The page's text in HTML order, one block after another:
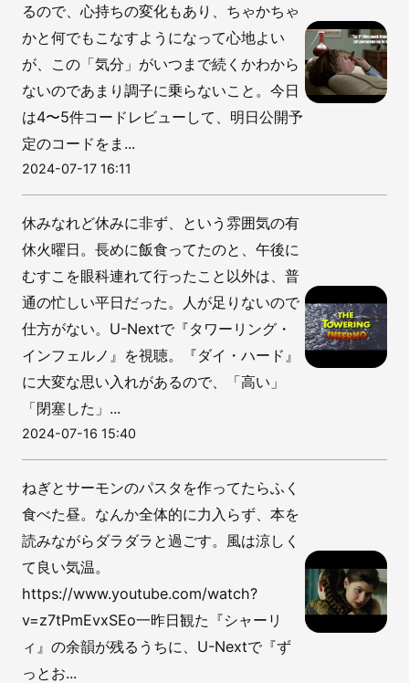
るので、心持ちの変化もあり、ちゃかちゃ
かと何でもこなすようになって心地よい
が、この「気分」がいつまで続くかわから
ないのであまり調子に乗らないこと。今日
は4〜5件コードレビューして、明日公開予
定のコードをま...
2024-07-17 16:11
休みなれど休みに非ず、という雰囲気の有
休火曜日。長めに飯食ってたのと、午後に
むすこを眼科連れて行ったこと以外は、普
通の忙しい平日だった。人が足りないので
仕方がない。U-Nextで『タワーリング・
インフェルノ』を視聴。『ダイ・ハード』
に大変な思い入れがあるので、「高い」
「閉塞した」...
2024-07-16 15:40
ねぎとサーモンのパスタを作ってたらふく
食べた昼。なんか全体的に力入らず、本を
読みながらダラダラと過ごす。風は涼しく
て良い気温。
https://www.youtube.com/watch?
v=z7tPmEvxSEo一昨日観た『シャーリ
ィ』の余韻が残るうちに、U-Nextで『ず
っとお...